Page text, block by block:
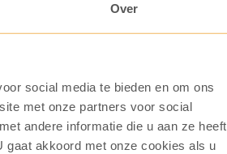
Over
social media te bieden en om ons
met onze partners voor social
andere informatie die u aan ze heeft
akkoord met onze cookies als u